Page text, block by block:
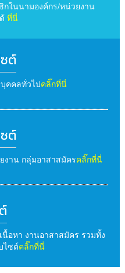
กในนามองค์กร/หน่วยงาน
ที่นี่
ซต์
คคลทั่วไปคลิ๊กที่นี่
ซต์
งาน กลุ่มอาสาสมัครคลิ๊กที่นี่
นื้อหา งานอาสาสมัคร รวมทั้ง
ไซต์คลิ๊กที่นี่